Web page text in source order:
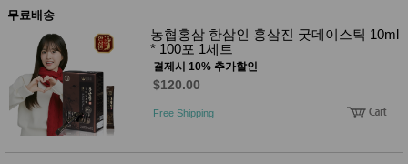
무료배송
농협홍삼 한삼인 홍삼진 굿데이스틱 10ml
* 100포 1세트
결제시 10% 추가할인
$120.00
Free Shipping